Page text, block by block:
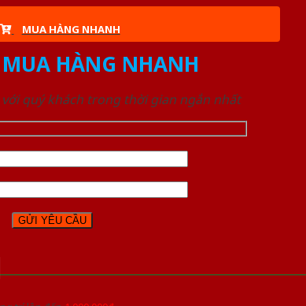
MUA HÀNG NHANH
HÀNG NHANH
với quý khách trong thời gian ngắn nhất